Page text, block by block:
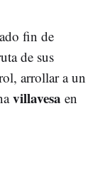
fin de
de sus
arrollar a un
villavesa en